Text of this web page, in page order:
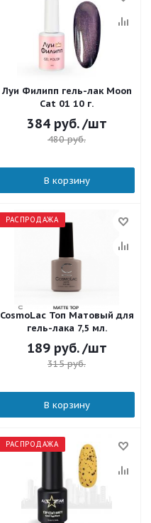
Луи Филипп гель-лак Moon
Cat 01 10 г.
384руб. /шт
480руб.
В корзину
РАСПРОДАЖА
CosmoLac Топ Матовый для
гель-лака 7,5 мл.
189руб. /шт
315руб.
В корзину
РАСПРОДАЖА